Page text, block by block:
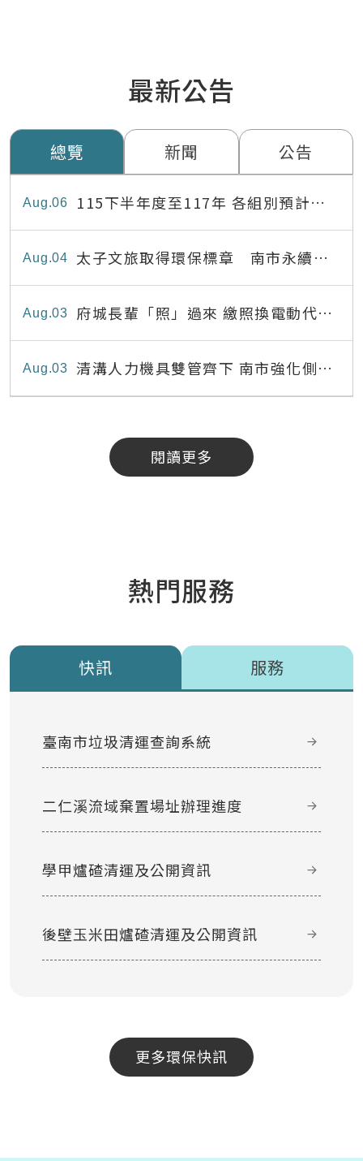
最新公告
總覽 新聞 公告
06
Aug
115下半年度至117年 各組別預計出
缺員額表
04
Aug
太子文旅取得環保標章 南市永續旅
宿達22家
03
Aug
府城長輩「照」過來 繳照換電動代步
最高補助8,000元
03
Aug
清溝人力機具雙管齊下 南市強化側溝
清疏效能
閱讀更多
熱門服務
快訊 服務
臺南市垃圾清運查詢系統
二仁溪流域棄置場址辦理進度
學甲爐碴清運及公開資訊
後壁玉米田爐碴清運及公開資訊
更多環保快訊